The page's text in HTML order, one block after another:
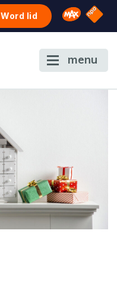
Word lid Omroep
NPO
menu